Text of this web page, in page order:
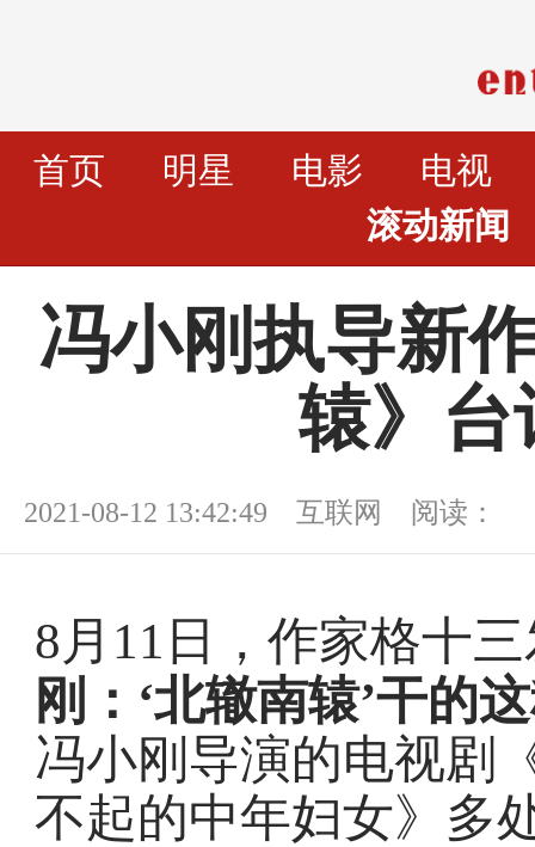
首页 明星 电影
电视
滚动新闻
冯小刚执导新
辕》台
2021-08-12 13:42:49 互联网 阅读：
8月11日，作家格十
刚：‘北辙南辕’干的
冯小刚导演的电视剧
不起的中年妇女》多